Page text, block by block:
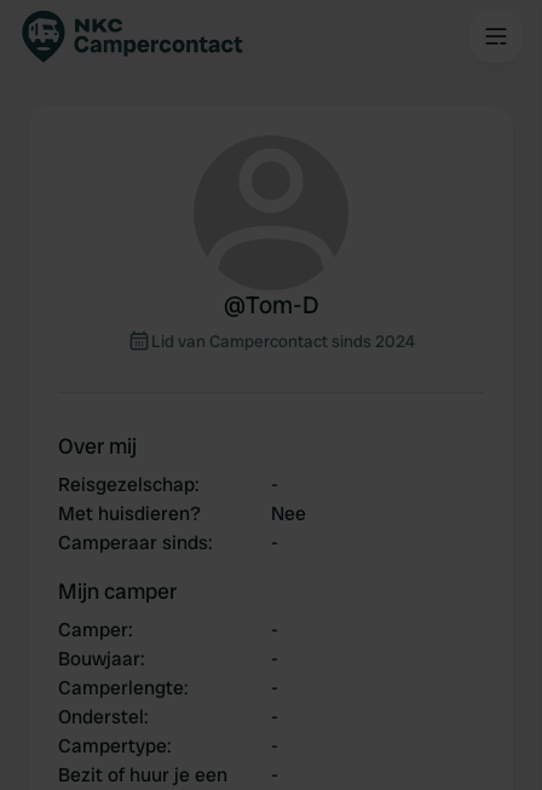
@Tom-D
Lid van Campercontact sinds 2024
Over mij
Reisgezelschap:
-
Met huisdieren?
Nee
Camperaar sinds: -
Mijn camper
Camper:
-
Bouwjaar:
-
Camperlengte:
-
Onderstel:
-
Campertype:
-
Bezit of huur je een
-